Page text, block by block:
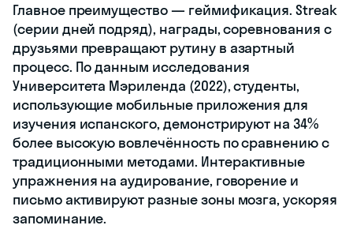
Главное преимущество — геймификация. Streak
(серии дней подряд), награды, соревнования с
друзьями превращают рутину в азартный
процесс. По данным исследования
Университета Мэриленда (2022), студенты,
использующие мобильные приложения для
изучения испанского, демонстрируют на 34%
более высокую вовлечённость по сравнению с
традиционными методами. Интерактивные
упражнения на аудирование, говорение и
письмо активируют разные зоны мозга, ускоряя
запоминание.